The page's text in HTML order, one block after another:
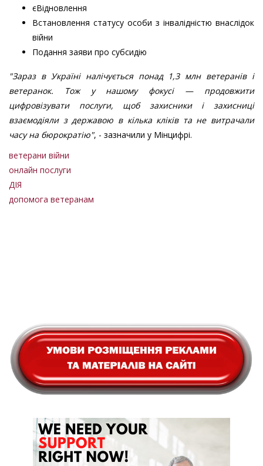
єВідновлення
Встановлення статусу особи з інвалідністю внаслідок
війни
Подання заяви про субсидію
"Зараз в Україні налічується понад 1,3 млн ветеранів і
ветеранок. Тож у нашому фокусі — продовжити
цифровізувати послуги, щоб захисники і захисниці
взаємодіяли з державою в кілька кліків та не витрачали
часу на бюрократію", - зазначили у Мінцифрі.
ветерани війни
онлайн послуги
ДІЯ
допомога ветеранам